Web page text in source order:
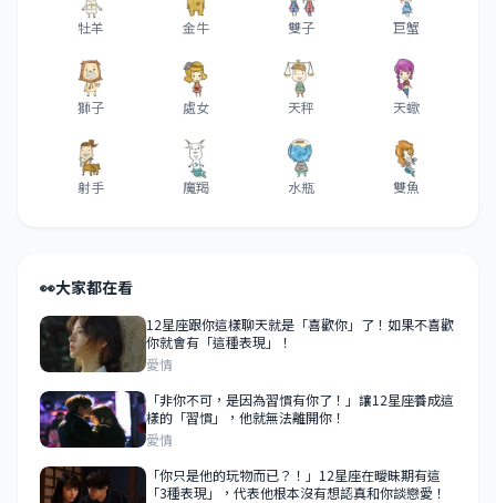
牡羊 金牛 雙子 巨蟹
獅子 處女 天秤 天蠍
射手 魔羯 水瓶 雙魚
👀大家都在看
12星座跟你這樣聊天就是「喜歡你」了！如果不喜歡
你就會有「這種表現」！
愛情
「非你不可，是因為習慣有你了！」讓12星座養成這
樣的「習慣」，他就無法離開你！
愛情
「你只是他的玩物而已？！」12星座在曖昧期有這
「3種表現」，代表他根本沒有想認真和你談戀愛！